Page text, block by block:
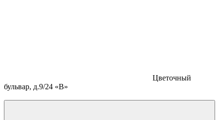
Цветочный
бульвар, д.9/24 «В»